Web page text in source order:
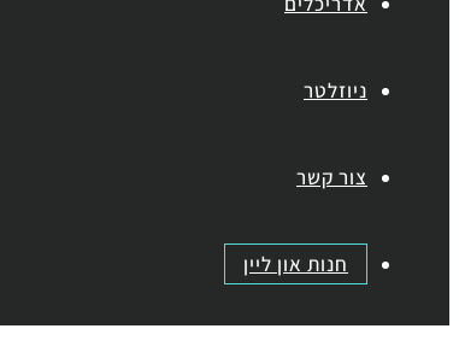
ניוזלטר
צור קשר
חנות און ליין